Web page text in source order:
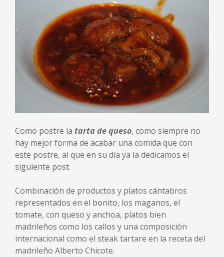
Como postre la tarta de queso, como siempre no
hay mejor forma de acabar una comida que con
este postre, al que en su día ya la dedicamos el
siguiente post.
Combinación de productos y platos cántabros
representados en el bonito, los maganos, el
tomate, con queso y anchoa, platos bien
madrileños como los callos y una composición
internacional como el steak tartare en la receta del
madrileño Alberto Chicote.